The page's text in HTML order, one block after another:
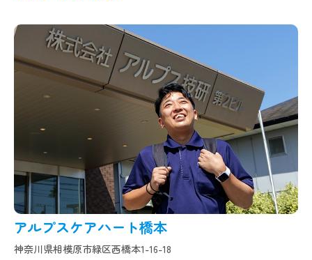
アルプスケアハート橋本
神奈川県相模原市緑区西橋本1-16-18